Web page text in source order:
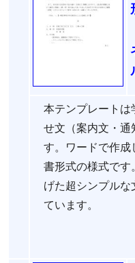
本テンプレートは
せ文（案内文・
す。ワードで作成
書形式の様式です
げた超シンプル
ています。